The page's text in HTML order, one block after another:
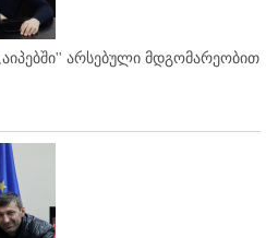
არსებული მდგომარეობით